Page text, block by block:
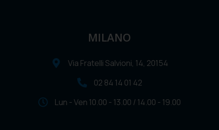
MILANO
Via Fratelli Salvioni, 14, 20154
02 84 14 01 42
Lun - Ven 10.00 - 13.00 / 14.00 - 19.00